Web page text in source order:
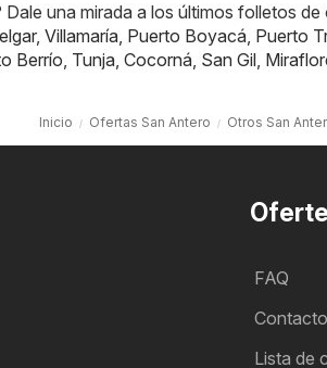
Dale una mirada a los últimos folletos
, Villamaría, Puerto Boyacá, Puerto
Berrío, Tunja, Cocorná, San Gil,
Inicio Ofertas San Antero Otros San
FAQ
Contacto
Lista de